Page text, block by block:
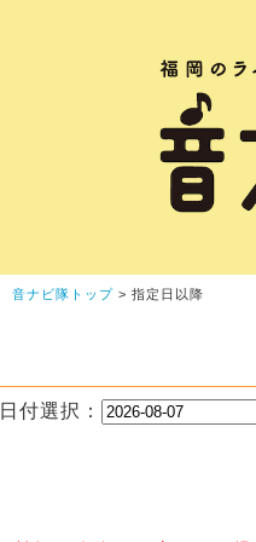
音ナビ隊トップ > 指定日以降
日付選択：